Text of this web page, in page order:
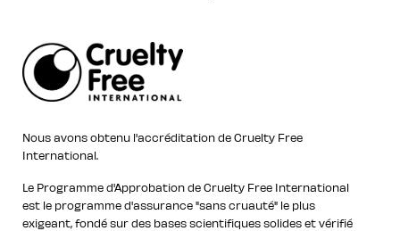
Nous avons obtenu l'accréditation de Cruelty Free
International.
Le Programme d'Approbation de Cruelty Free International
est le programme d'assurance "sans cruauté" le plus
exigeant, fondé sur des bases scientifiques solides et vérifié